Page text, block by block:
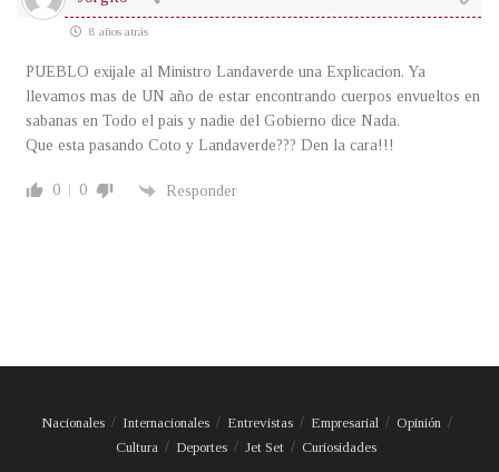
8 años atrás
PUEBLO exijale al Ministro Landaverde una Explicacion. Ya
llevamos mas de UN año de estar encontrando cuerpos envueltos en
sabanas en Todo el pais y nadie del Gobierno dice Nada.
Que esta pasando Coto y Landaverde??? Den la cara!!!
0 0 Responder
Nacionales Internacionales Entrevistas Empresarial
Opinión
Cultura
Deportes Jet Set Curiosidades